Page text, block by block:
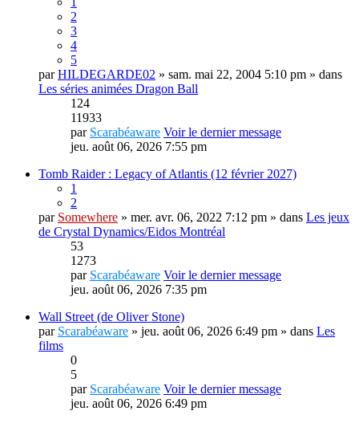
2
3
4
5
parHILDEGARDE02 » sam. mai 22, 2004 5:10 pm » dans
Les séries animées Dragon Ball
124
11933
par Scarabéaware Voir le dernier message
jeu. août 06, 2026 7:55 pm
Tomb Raider : Legacy of Atlantis (12 février 2027)
1
2
par Somewhere » mer. avr. 06, 2022 7:12 pm » dans Les jeux
de Crystal Dynamics/Eidos Montréal
53
1273
par Scarabéaware Voir le dernier message
jeu. août 06, 2026 7:35 pm
Wall Street (de Oliver Stone)
par Scarabéaware » jeu. août 06, 2026 6:49 pm » dans Les
films
0
5
par Scarabéaware Voir le dernier message
jeu. août 06, 2026 6:49 pm